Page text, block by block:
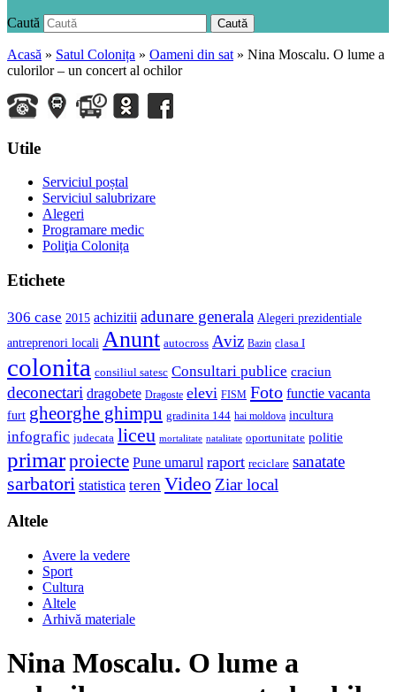
Caută Caută
Acasă » Satul Colonița » Oameni din sat » Nina Moscalu. O lume a
culorilor – un concert al ochilor
Utile
Serviciul poștal
Serviciul salubrizare
Alegeri
Programare medic
Poliţia Colonița
Etichete
306 case 2015 achizitii adunare generala Alegeri prezidentiale
antreprenori locali Anunt autocross Aviz Bazin clasa I
colonita consiliul satesc Consultari publice craciun
deconectari dragobete Dragoste elevi FISM Foto functie vacanta
furt gheorghe ghimpu gradinita 144 hai moldova incultura
infografic judecata liceu mortalitate natalitate oportunitate politie
primarproiecte Pune umarul raport reciclare sanatate
sarbatori statistica teren Video Ziar local
Altele
Avere la vedere
Sport
Cultura
Altele
Arhivă materiale
Nina Moscalu. O lume a